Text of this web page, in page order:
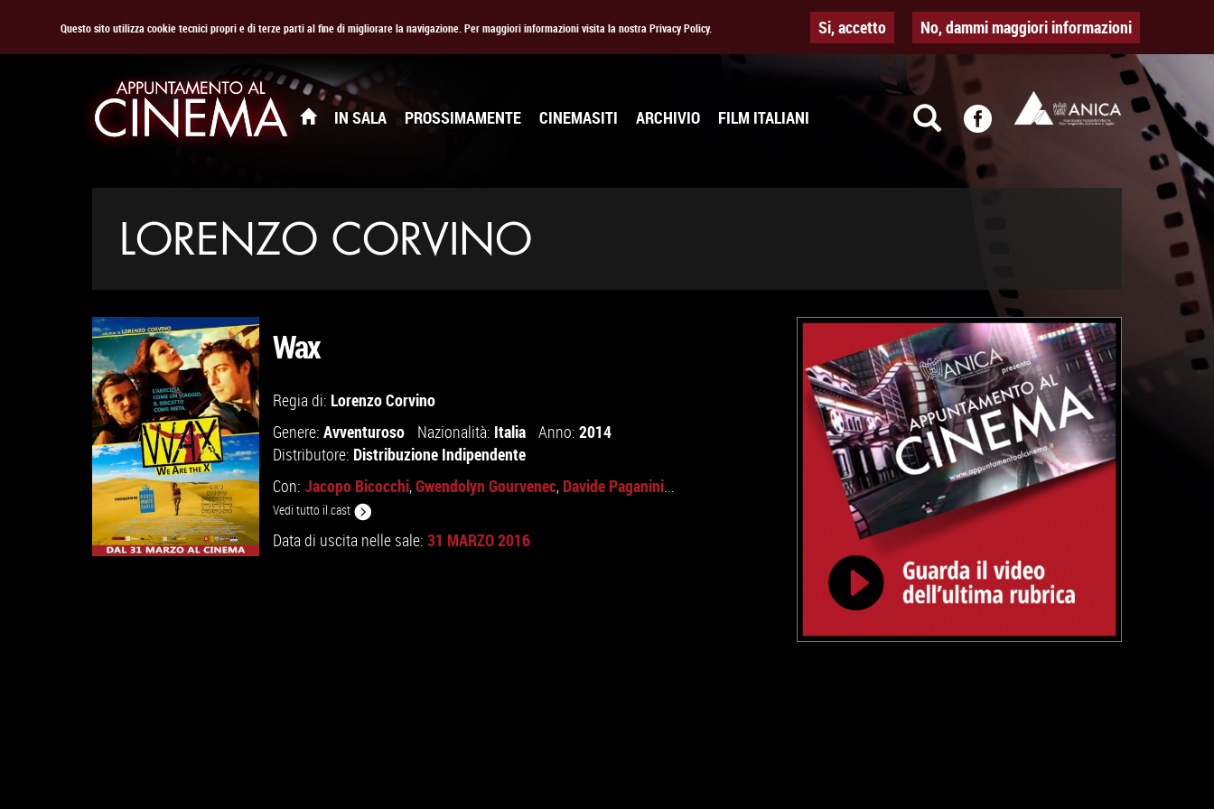
Questo sito utilizza cookie tecnici propri e di terze parti al fine di migliorare la navigazione. Per maggiori informazioni visita la nostra Privacy Policy. Si, accetto No, dammi maggiori informazioni
IN SALA PROSSIMAMENTE CINEMASITI ARCHIVIO FILM ITALIANI
LORENZO CORVINO
Wax
Regia di: Lorenzo Corvino
Genere: Avventuroso Nazionalità: Italia Anno: 2014
Distributore: Distribuzione Indipendente
Con: Jacopo Bicocchi,Gwendolyn Gourvenec, Davide Paganini...
Vedi tutto il cast
Data di uscita nelle sale: 31 MARZO 2016